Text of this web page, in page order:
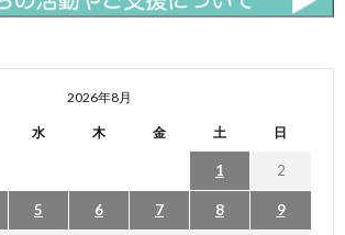
2026年8月
水 木 金 土 日
1 2
5 6 7 8 9